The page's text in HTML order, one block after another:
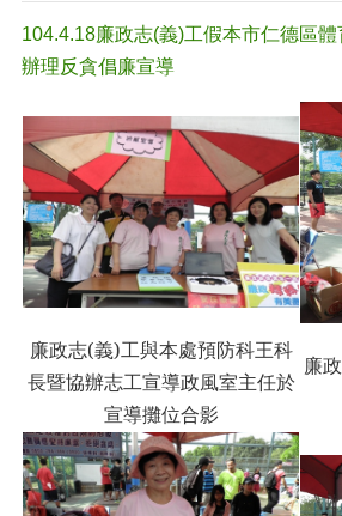
104.4.18廉政志(義)工假本市仁德區
辦理反貪倡廉宣導
廉政志(義)工與本處預防科王科
長暨協辦志工宣導政風室主任於
宣導攤位合影
廉